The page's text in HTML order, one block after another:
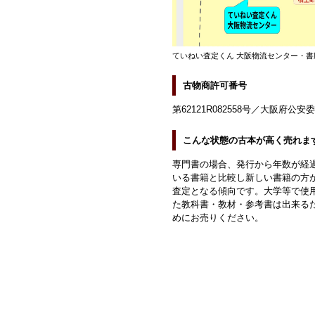
ていねい査定くん 大阪物流センター・書
古物商許可番号
第62121R082558号／大阪府公安
こんな状態の古本が高く売れま
専門書の場合、発行から年数が経
いる書籍と比較し新しい書籍の方
査定となる傾向です。大学等で使
た教科書・教材・参考書は出来る
めにお売りください。